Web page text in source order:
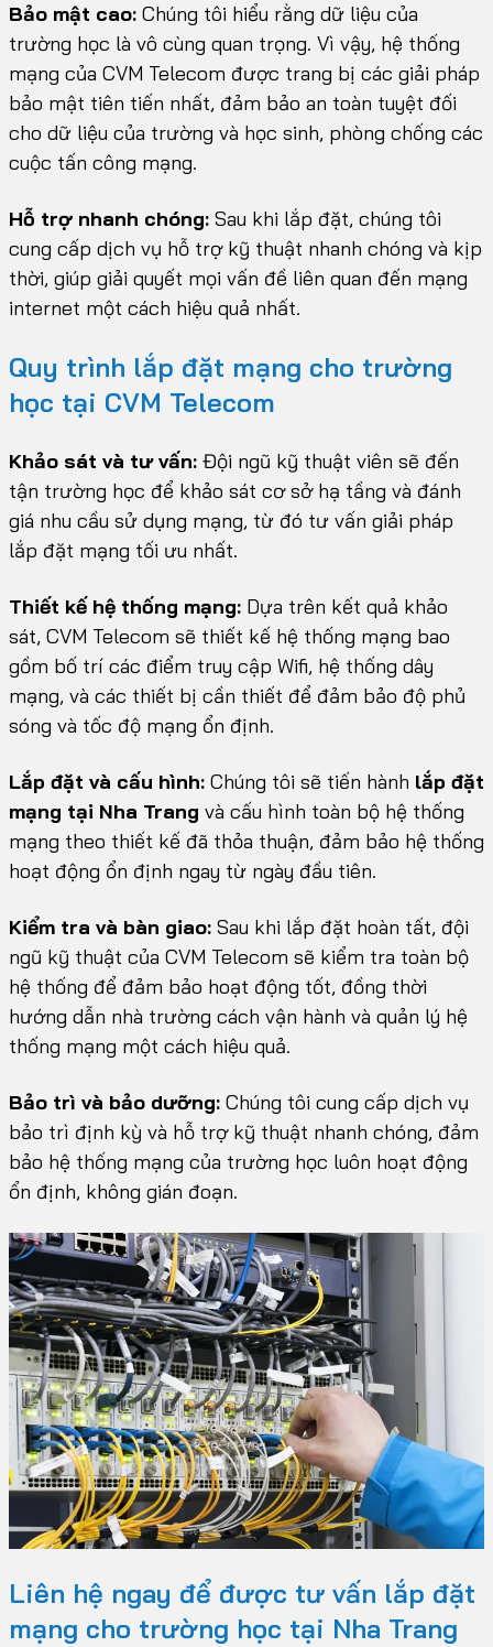
Bảo mật cao: Chúng tôi hiểu rằng dữ liệu của
trường học là vô cùng quan trọng. Vì vậy, hệ thống
mạng của CVM Telecom được trang bị các giải pháp
bảo mật tiên tiến nhất, đảm bảo an toàn tuyệt đối
cho dữ liệu của trường và học sinh, phòng chống các
cuộc tấn công mạng.
Hỗ trợ nhanh chóng: Sau khi lắp đặt, chúng tôi
cung cấp dịch vụ hỗ trợ kỹ thuật nhanh chóng và kịp
thời, giúp giải quyết mọi vấn đề liên quan đến mạng
internet một cách hiệu quả nhất.
Quy trình lắp đặt mạng cho trường
học tại CVM Telecom
Khảo sát và tư vấn: Đội ngũ kỹ thuật viên sẽ đến
tận trường học để khảo sát cơ sở hạ tầng và đánh
giá nhu cầu sử dụng mạng, từ đó tư vấn giải pháp
lắp đặt mạng tối ưu nhất.
Thiết kế hệ thống mạng: Dựa trên kết quả khảo
sát, CVM Telecom sẽ thiết kế hệ thống mạng bao
gồm bố trí các điểm truy cập Wifi, hệ thống dây
mạng, và các thiết bị cần thiết để đảm bảo độ phủ
sóng và tốc độ mạng ổn định.
Lắp đặt và cấu hình: Chúng tôi sẽ tiến hành lắp đặt
mạng tại Nha Trang và cấu hình toàn bộ hệ thống
mạng theo thiết kế đã thỏa thuận, đảm bảo hệ thống
hoạt động ổn định ngay từ ngày đầu tiên.
Kiểm tra và bàn giao: Sau khi lắp đặt hoàn tất, đội
ngũ kỹ thuật của CVM Telecom sẽ kiểm tra toàn bộ
hệ thống để đảm bảo hoạt động tốt, đồng thời
hướng dẫn nhà trường cách vận hành và quản lý hệ
thống mạng một cách hiệu quả.
Bảo trì và bảo dưỡng: Chúng tôi cung cấp dịch vụ
bảo trì định kỳ và hỗ trợ kỹ thuật nhanh chóng, đảm
bảo hệ thống mạng của trường học luôn hoạt động
ổn định, không gián đoạn.
Liên hệ ngay để được tư vấn lắp đặt
mạng cho trường học tại Nha Trang